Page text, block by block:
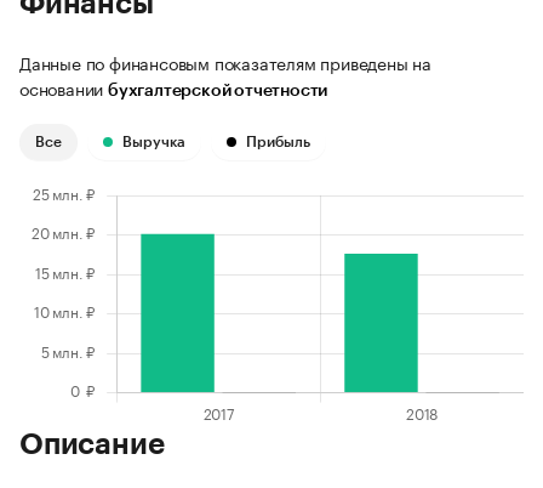
Данные по финансовым показателям приведены на
основании бухгалтерской отчетности
Все Выручка Прибыль
Описание